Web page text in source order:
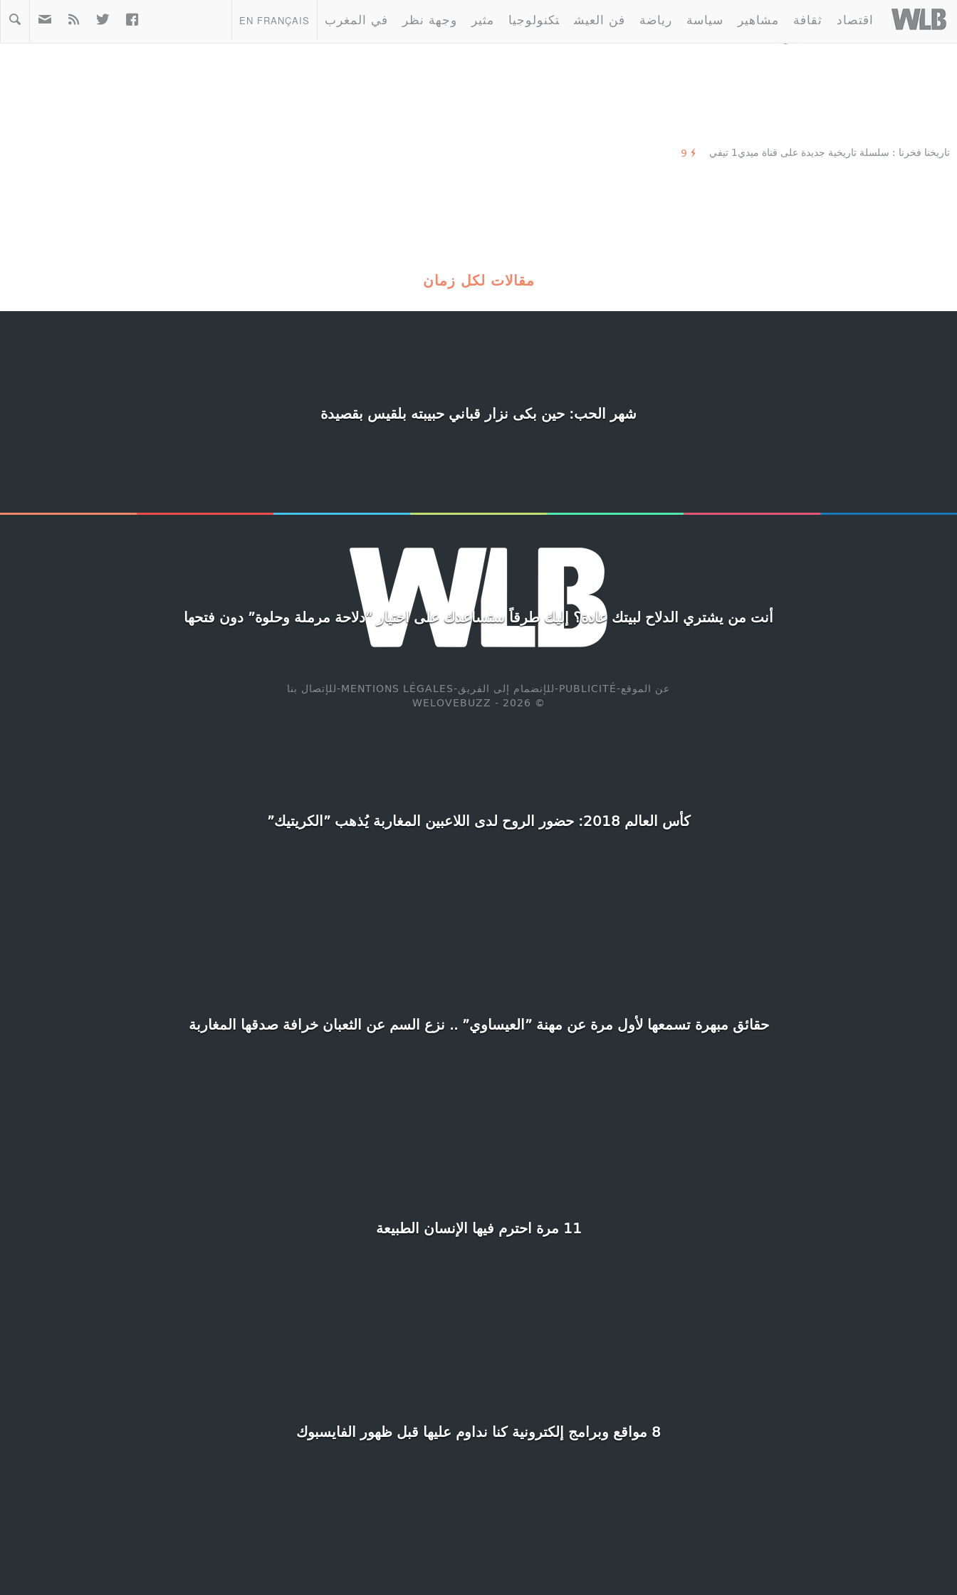
Welovebuzz
اقتصاد ثقافة مشاهير سياسة رياضة فن العيش تكنولوجيا مثير وجهة نظر في المغرب EN FRANÇAIS
   1 مقالة : السيدة الحرة
تاريخنا فخرنا : سلسلة تاريخية جديدة على قناة ميدي1 تيفي
مقالات لكل زمان
شهر الحب: حين بكى نزار قباني حبيبته بلقيس بقصيدة
أنت من يشتري الدلاح لبيتك عادة؟ إليك طرقاً ستساعدك على اختيار ”دلاحة مرملة وحلوة” دون فتحها
كأس العالم 2018: حضور الروح لدى اللاعبين المغاربة يُذهب ”الكريتيك”
حقائق مبهرة تسمعها لأول مرة عن مهنة ”العيساوي” .. نزع السم عن الثعبان خرافة صدقها المغاربة
11 مرة احترم فيها الإنسان الطبيعة
8 مواقع وبرامج إلكترونية كنا نداوم عليها قبل ظهور الفايسبوك
عن الموقع-
PUBLICITÉ
-للإنضمام إلى الفريق-
MENTIONS LÉGALES
-للإتصال بنا
© WELOVEBUZZ - 2026